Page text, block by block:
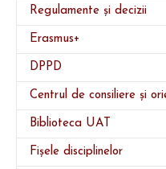
Regulamente și decizii
Erasmus+
DPPD
Centrul de consiliere și
Biblioteca UAT
Fișele disciplinelor